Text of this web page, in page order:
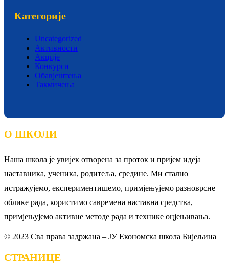
Категорије
Uncategorized
Активности
Акције
Конкурси
Обавјештења
Такмичења
О ШКОЛИ
Наша школа је увијек отворена за проток и пријем идеја
наставника, ученика, родитеља, средине. Ми стално
истражујемо, експериментишемо, примјењујемо разноврсне
облике рада, користимо савремена наставна средства,
примјењујемо активне методе рада и технике оцјењивања.
© 2023 Сва права задржана – ЈУ Економска школа Бијељина
СТРАНИЦЕ